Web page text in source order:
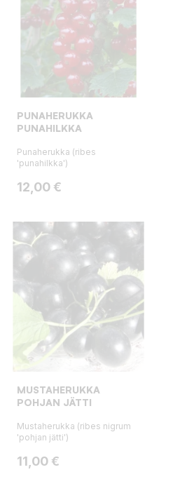
PUNAHERUKKA
PUNAHILKKA
Punaherukka (ribes
'punahilkka')
Hinta
12,00 €
MUSTAHERUKKA
POHJAN JÄTTI
Mustaherukka (ribes nigrum
'pohjan jätti')
Hinta
11,00 €